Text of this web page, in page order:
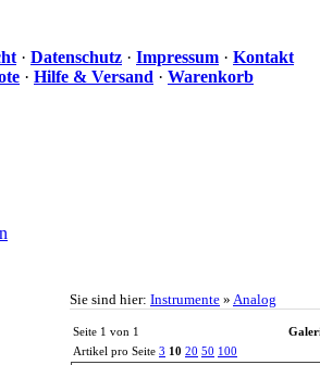
· Datenschutz · Impressum · Kontakt
· Hilfe & Versand · Warenkorb
Sie sind hier: Instrumente » Analog
Seite 1 von 1
Artikel pro Seite 3 10 20 50 100